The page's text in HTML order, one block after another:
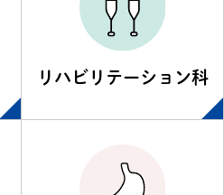
リハビリテーション科